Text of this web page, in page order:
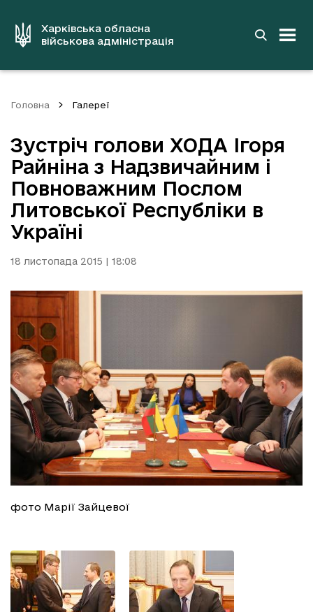
вмістуХарківська обласна
військова адміністрація
Головна Галереї
Зустріч голови ХОДА Ігоря
Райніна з Надзвичайним і
Повноважним Послом
Литовської Республіки в
Україні
18 листопада 2015 | 18:08
фото Марії Зайцевої